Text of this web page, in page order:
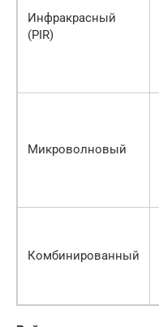
Инфракрасный
(PIR)
Микроволновый
Комбинированный